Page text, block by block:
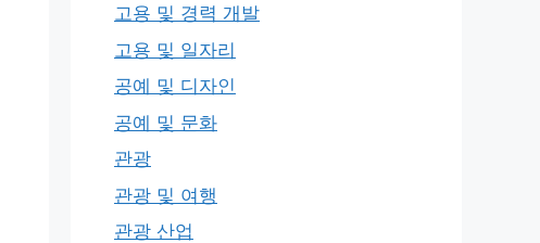
고용 및 경력 개발
고용 및 일자리
공예 및 디자인
공예 및 문화
관광
관광 및 여행
관광 산업